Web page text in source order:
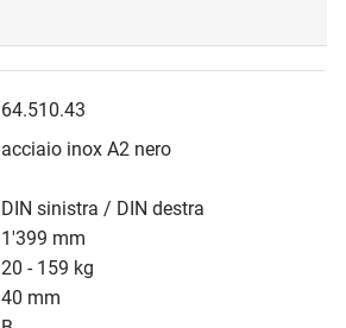
64.510.43
acciaio inox A2 nero
DIN sinistra / DIN destra
1'399 mm
20 - 159 kg
40 mm